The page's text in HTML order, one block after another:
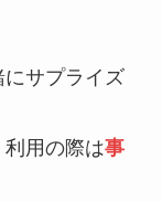
サプライズ
用の際は事